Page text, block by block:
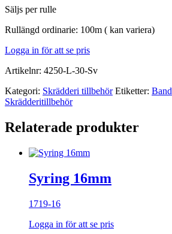
Säljs per rulle
Rullängd ordinarie: 100m ( kan variera)
Logga in för att se pris
Artikelnr: 4250-L-30-Sv
Kategori: Skrädderi tillbehör Etiketter: Band
Skrädderitillbehör
Relaterade produkter
Syring 16mm
1719-16
Logga in för att se pris